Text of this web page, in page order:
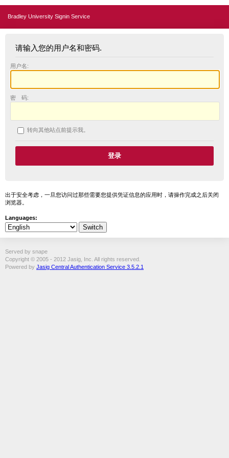
Bradley University Signin Service
请输入您的用户名和密码.
用户名:
密 码:
转向其他站点前提示我。
出于安全考虑，一旦您访问过那些需要您提供凭证信息的应用时，请操作完成之后关闭
浏览器。
Languages:
Served by snape
Copyright © 2005 - 2012 Jasig, Inc. All rights reserved.
Powered by Jasig Central Authentication Service 3.5.2.1